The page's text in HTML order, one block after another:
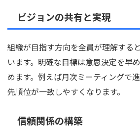
ビジョンの共有と実現
組織が目指す方向を全員が理解する
います。明確な目標は意思決定を早
めます。例えば月次ミーティングで
先順位が一致しやすくなります。
信頼関係の構築